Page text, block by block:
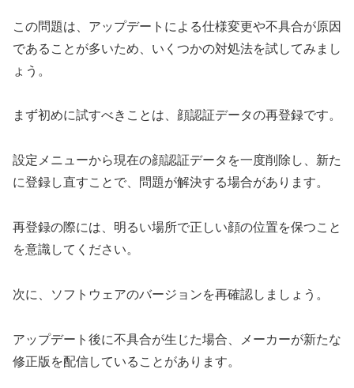
この問題は、アップデートによる仕様変更や不具合が原因
であることが多いため、いくつかの対処法を試してみまし
ょう。
まず初めに試すべきことは、顔認証データの再登録です。
設定メニューから現在の顔認証データを一度削除し、新た
に登録し直すことで、問題が解決する場合があります。
再登録の際には、明るい場所で正しい顔の位置を保つこと
を意識してください。
次に、ソフトウェアのバージョンを再確認しましょう。
アップデート後に不具合が生じた場合、メーカーが新たな
修正版を配信していることがあります。